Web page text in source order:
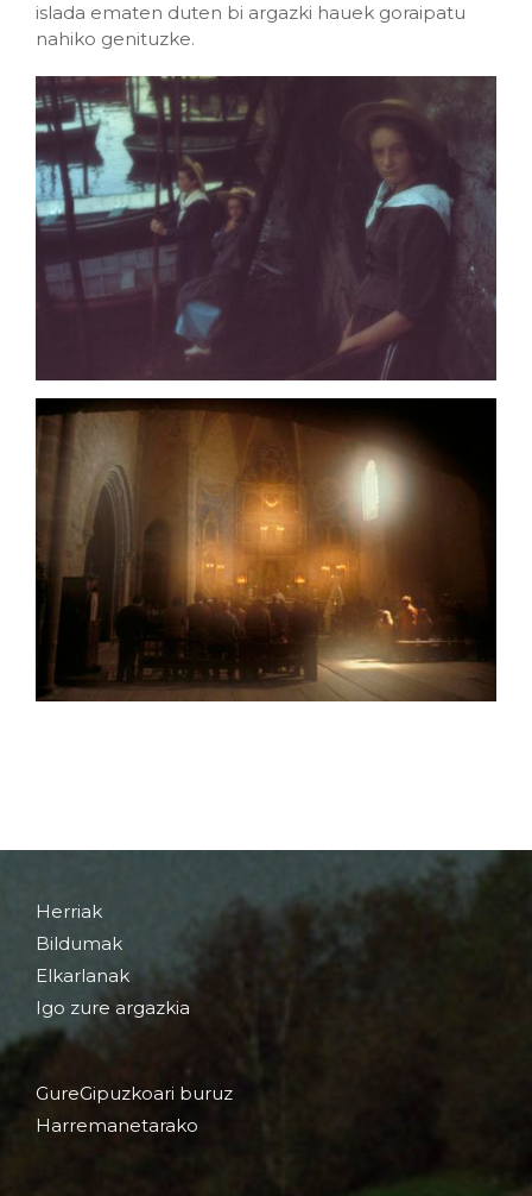
islada ematen duten bi argazki hauek goraipatu
nahiko genituzke.
Herriak
Bildumak
Elkarlanak
Igo zure argazkia
GureGipuzkoari buruz
Harremanetarako